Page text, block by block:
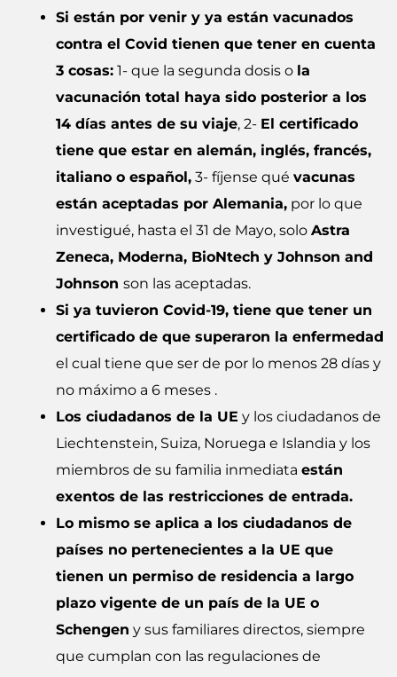
Si están por venir y ya están vacunados
contra el Covid tienen que tener en cuenta
3 cosas: 1- que la segunda dosis o la
vacunación total haya sido posterior a los
14 días antes de su viaje, 2- El certificado
tiene que estar en alemán, inglés, francés,
italiano o español, 3- fíjense qué vacunas
están aceptadas por Alemania, por lo que
investigué, hasta el 31 de Mayo, solo Astra
Zeneca, Moderna, BioNtech y Johnson and
Johnson son las aceptadas.
Si ya tuvieron Covid-19, tiene que tener un
certificado de que superaron la enfermedad
el cual tiene que ser de por lo menos 28 días y
no máximo a 6 meses .
Los ciudadanos de la UE y los ciudadanos de
Liechtenstein, Suiza, Noruega e Islandia y los
miembros de su familia inmediata están
exentos de las restricciones de entrada.
Lo mismo se aplica a los ciudadanos de
países no pertenecientes a la UE que
tienen un permiso de residencia a largo
plazo vigente de un país de la UE o
Schengen y sus familiares directos, siempre
que cumplan con las regulaciones de